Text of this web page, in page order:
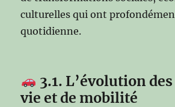
culturelles qui ont
quotidienne.
3.1. L’évolution
vie et de mobilité